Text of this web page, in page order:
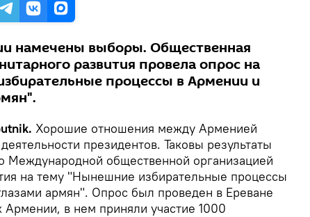
намечены выборы. Общественная
развития провела опрос на
процессы в Армении и
Хорошие отношения между Арменией
президентов. Таковы результаты
Международной общественной организацией
на тему "Нынешние избирательные процессы
армян". Опрос был проведен в Ереване
Армении, в нем приняли участие 1000